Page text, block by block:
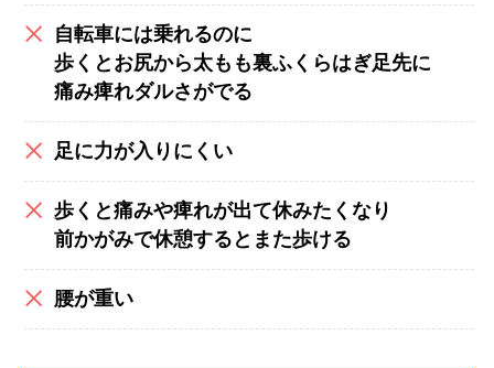
自転車には乗れるのに
歩くとお尻から太もも裏ふくらはぎ足先に
痛み痺れダルさがでる
足に力が入りにくい
歩くと痛みや痺れが出て休みたくなり
前かがみで休憩するとまた歩ける
腰が重い